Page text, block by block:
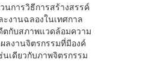
การวิธีการสร้างสรรค์
งานฉลองในเทศกาล
ตกับสภาพแวดล้อมความ
ลงานจิตรกรรมที่มีองค์
เดียวกับภาพจิตรกรรม